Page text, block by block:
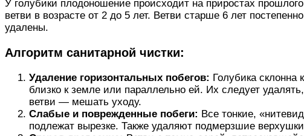
У голубики плодоношение происходит на приростах
ветви в возрасте от 2 до 5 лет. Ветви старше 6 лет
удалены.
Алгоритм санитарной чистки:
Удаление горизонтальных побегов: Голубика склонна
близко к земле или параллельно ей. Их следует
ветви — мешать уходу.
Слабые и поврежденные побеги: Все тонкие,
подлежат вырезке. Также удаляют подмерзшие